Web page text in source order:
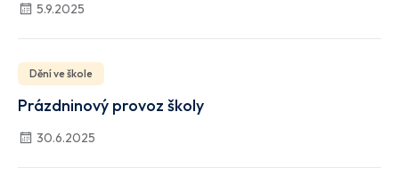
5.9.2025
Dění ve škole
Prázdninový provoz školy
30.6.2025